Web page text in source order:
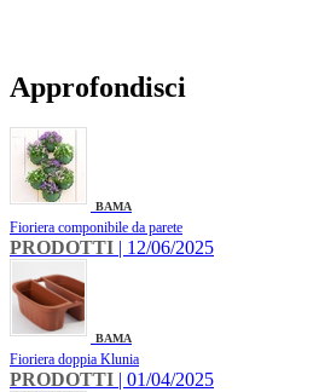
Approfondisci
BAMA
Fioriera componibile da parete
PRODOTTI | 12/06/2025
BAMA
Fioriera doppia Klunia
PRODOTTI | 01/04/2025